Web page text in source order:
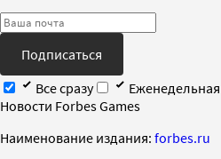
Подписаться
Все сразу
Еженедельная
Новости Forbes Games
Наименование издания: forbes.ru